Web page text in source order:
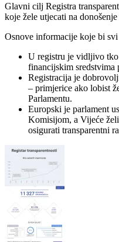
Glavni cilj Registra
koje žele utjecati na
Osnove informacije koje bi
U registru je vidljivo
financijskim sredstvima
Registracija je
– primjerice ako lobist
Parlamentu.
Europski je parlament
Komisijom, a Vijeće
osigurati transparentni